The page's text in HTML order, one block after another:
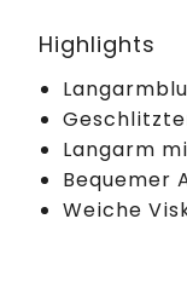
Highlights
Langarm
Bequemer
Weiche